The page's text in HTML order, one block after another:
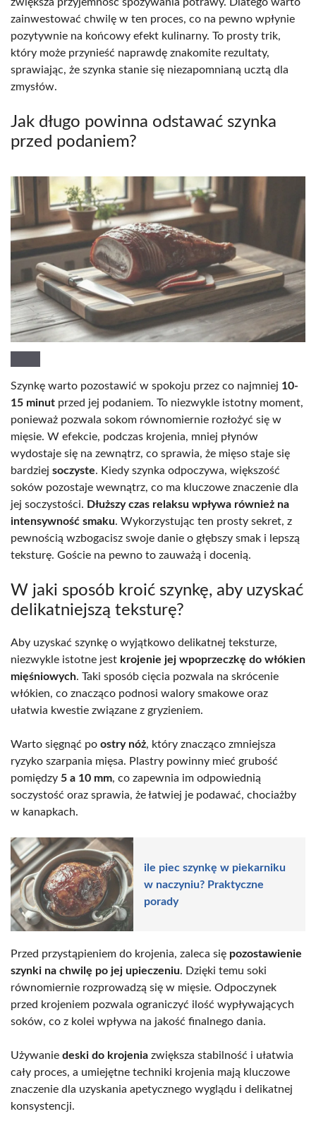
zainwestować chwilę w ten proces, co na pewno wpłynie
pozytywnie na końcowy efekt kulinarny. To prosty trik,
który może przynieść naprawdę znakomite rezultaty,
sprawiając, że szynka stanie się niezapomnianą ucztą dla
zmysłów.
Jak długo powinna odstawać szynka
przed podaniem?
Szynkę warto pozostawić w spokoju przez co najmniej 10-
15 minut przed jej podaniem. To niezwykle istotny moment,
ponieważ pozwala sokom równomiernie rozłożyć się w
mięsie. W efekcie, podczas krojenia, mniej płynów
wydostaje się na zewnątrz, co sprawia, że mięso staje się
bardziej soczyste. Kiedy szynka odpoczywa, większość
soków pozostaje wewnątrz, co ma kluczowe znaczenie dla
jej soczystości. Dłuższy czas relaksu wpływa również na
intensywność smaku. Wykorzystując ten prosty sekret, z
pewnością wzbogacisz swoje danie o głębszy smak i lepszą
teksturę. Goście na pewno to zauważą i docenią.
W jaki sposób kroić szynkę, aby uzyskać
delikatniejszą teksturę?
Aby uzyskać szynkę o wyjątkowo delikatnej teksturze,
niezwykle istotne jest krojenie jej wpoprzeczkę do włókien
mięśniowych. Taki sposób cięcia pozwala na skrócenie
włókien, co znacząco podnosi walory smakowe oraz
ułatwia kwestie związane z gryzieniem.
Warto sięgnąć po ostry nóż, który znacząco zmniejsza
ryzyko szarpania mięsa. Plastry powinny mieć grubość
pomiędzy 5 a 10 mm, co zapewnia im odpowiednią
soczystość oraz sprawia, że łatwiej je podawać, chociażby
w kanapkach.
ile piec szynkę w piekarniku
w naczyniu? Praktyczne
porady
Przed przystąpieniem do krojenia, zaleca się pozostawienie
szynki na chwilę po jej upieczeniu. Dzięki temu soki
równomiernie rozprowadzą się w mięsie. Odpoczynek
przed krojeniem pozwala ograniczyć ilość wypływających
soków, co z kolei wpływa na jakość finalnego dania.
Używanie deski do krojenia zwiększa stabilność i ułatwia
cały proces, a umiejętne techniki krojenia mają kluczowe
znaczenie dla uzyskania apetycznego wyglądu i delikatnej
konsystencji.